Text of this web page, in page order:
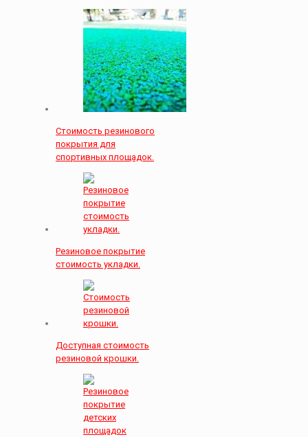
Стоимость резинового
покрытия для
спортивных площадок.
Резиновое покрытие
стоимость укладки.
Доступная стоимость
резиновой крошки.